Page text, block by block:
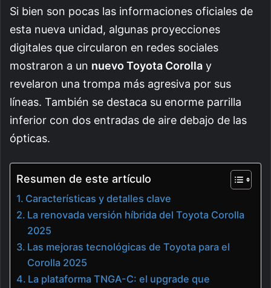
Si bien son pocas las informaciones oficiales de
esta nueva unidad, algunas proyecciones
digitales que circularon en redes sociales
mostraron a un nuevo Toyota Corolla y
revelaron una trompa más agresiva por sus
líneas. También se destaca su enorme parrilla
inferior con dos entradas de aire debajo de las
ópticas.
Resumen de este artículo
Características y detalles clave
La renovada versión híbrida del Toyota Corolla
2025
Las mejoras tecnológicas de Toyota para el
Corolla 2025
La plataforma TNGA-C: el upgrade que